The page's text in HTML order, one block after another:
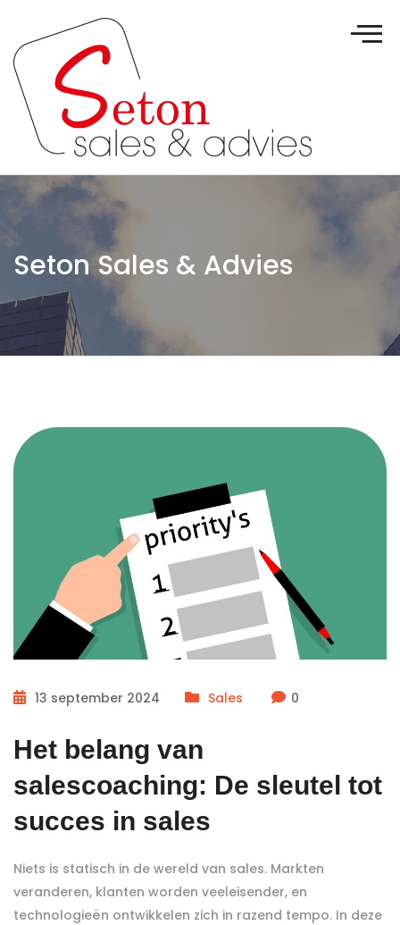
Seton Sales & Advies
13 september 2024 Sales 0
Het belang van
salescoaching: De sleutel tot
succes in sales
Niets is statisch in de wereld van sales. Markten
veranderen, klanten worden veeleisender, en
technologieën ontwikkelen zich in razend tempo. In deze